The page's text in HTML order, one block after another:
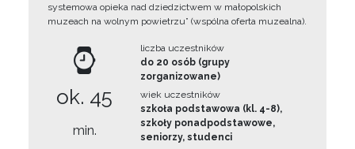
systemowa opieka nad dziedzictwem w małopolskich
muzeach na wolnym powietrzu” (wspólna oferta muzealna).
ok. 45
min.
liczba uczestników
do 20 osób (grupy
zorganizowane)
wiek uczestników
szkoła podstawowa (kl. 4-8),
szkoły ponadpodstawowe,
seniorzy, studenci